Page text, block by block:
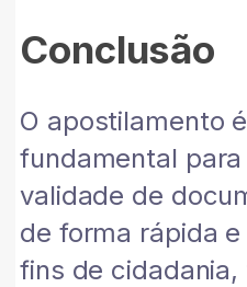
Conclusão
O apostilamento
fundamental
validade de
de forma rápida
fins de cidadania,